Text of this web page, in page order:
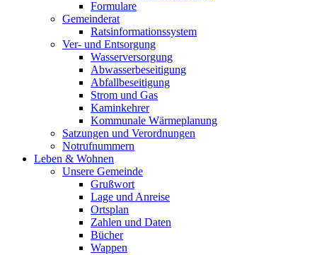
Formulare
Gemeinderat
Ratsinformationssystem
Ver- und Entsorgung
Wasserversorgung
Abwasserbeseitigung
Abfallbeseitigung
Strom und Gas
Kaminkehrer
Kommunale Wärmeplanung
Satzungen und Verordnungen
Notrufnummern
Leben & Wohnen
Unsere Gemeinde
Grußwort
Lage und Anreise
Ortsplan
Zahlen und Daten
Bücher
Wappen